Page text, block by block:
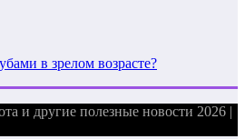
в зрелом возрасте?
и другие полезные новости 2026 |